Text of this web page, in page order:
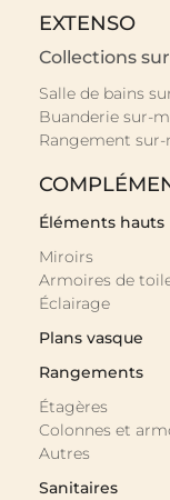
EXTENSO
Collections
Salle de bains
Buanderie sur-
Rangement
Éléments hauts
Miroirs
Armoires de
Éclairage
Plans vasque
Rangements
Étagères
Colonnes et
Autres
Sanitaires